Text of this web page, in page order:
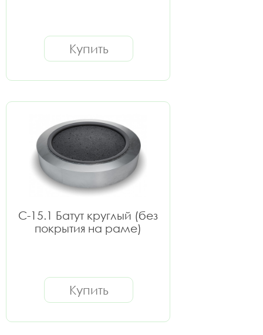
Купить
C-15.1 Батут круглый (без
покрытия на раме)
Купить